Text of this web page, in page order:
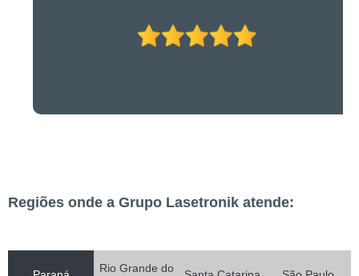
Regiões onde a Grupo Lasetronik atende:
Rio Grande do